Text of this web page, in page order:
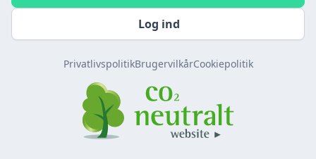
Log ind
PrivatlivspolitikBrugervilkårCookiepolitik